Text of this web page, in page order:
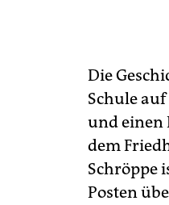
Die
Schule
und einen
dem
Schröppe
Posten